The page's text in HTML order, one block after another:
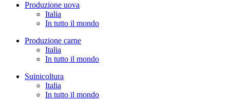
Produzione uova
Italia
In tutto il mondo
Produzione carne
Italia
In tutto il mondo
Suinicoltura
Italia
In tutto il mondo